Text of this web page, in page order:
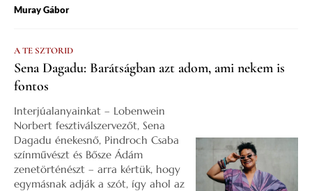
Muray Gábor
A TE SZTORID
Sena Dagadu: Barátságban azt adom, ami nekem is
fontos
Interjúalanyainkat – Lobenwein
Norbert fesztiválszervezőt, Sena
Dagadu énekesnő, Pindroch Csaba
színművészt és Bősze Ádám
zenetörténészt – arra kértük, hogy
egymásnak adják a szót, így ahol az